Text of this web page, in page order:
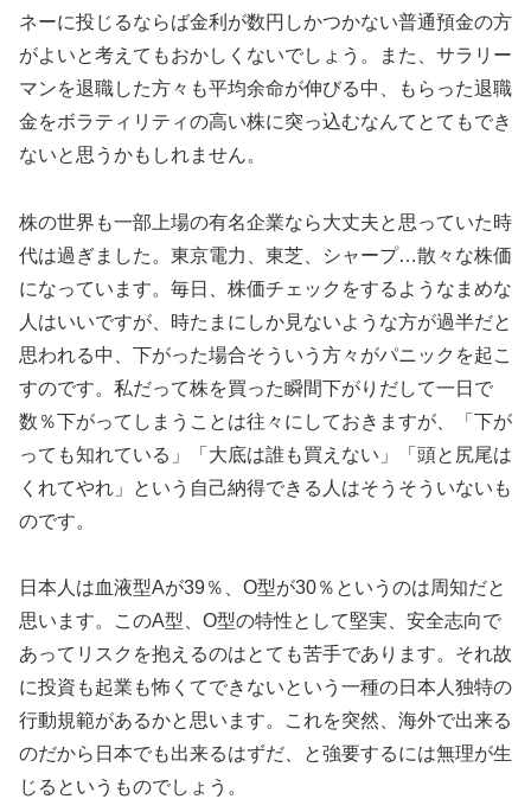
ネーに投じるならば金利が数円しかつかない普通預金の方
がよいと考えてもおかしくないでしょう。また、サラリー
マンを退職した方々も平均余命が伸びる中、もらった退職
金をボラティリティの高い株に突っ込むなんてとてもでき
ないと思うかもしれません。
株の世界も一部上場の有名企業なら大丈夫と思っていた時
代は過ぎました。東京電力、東芝、シャープ…散々な株価
になっています。毎日、株価チェックをするようなまめな
人はいいですが、時たまにしか見ないような方が過半だと
思われる中、下がった場合そういう方々がパニックを起こ
すのです。私だって株を買った瞬間下がりだして一日で
数％下がってしまうことは往々にしておきますが、「下が
っても知れている」「大底は誰も買えない」「頭と尻尾は
くれてやれ」という自己納得できる人はそうそういないも
のです。
日本人は血液型Aが39％、O型が30％というのは周知だと
思います。このA型、O型の特性として堅実、安全志向で
あってリスクを抱えるのはとても苦手であります。それ故
に投資も起業も怖くてできないという一種の日本人独特の
行動規範があるかと思います。これを突然、海外で出来る
のだから日本でも出来るはずだ、と強要するには無理が生
じるというものでしょう。